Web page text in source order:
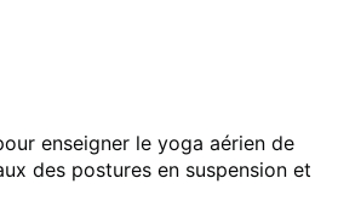
enseigner le yoga aérien de
des postures en suspension et